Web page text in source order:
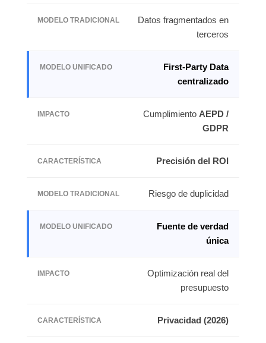
Datos fragmentados en
terceros
First-Party Data
centralizado
Cumplimiento AEPD /
GDPR
Precisión del ROI
Riesgo de duplicidad
Fuente de verdad
única
Optimización real del
presupuesto
Privacidad (2026)